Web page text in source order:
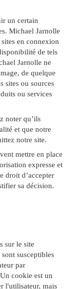
un certain
Michael Jarnolle
en connexion
de tels
Jarnolle ne
de quelque
sites ou sources
ou services
noter qu’ils
et que notre
notre site.
mettre en place
expresse et
droit d’accepter
sa décision.
sur le site
susceptibles
par
cookie est un
l'utilisateur, mais